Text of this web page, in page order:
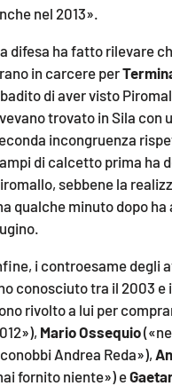
nel 2013».
difesa ha fatto rilevare
in carcere per
di aver visto
trovato in Sila con
incongruenza
di calcetto prima ha
sebbene la
qualche minuto dopo ha
i controesame degli
conosciuto tra il 2003
rivolto a lui per
Mario Ossequio
Andrea Reda»),
fornito niente») e